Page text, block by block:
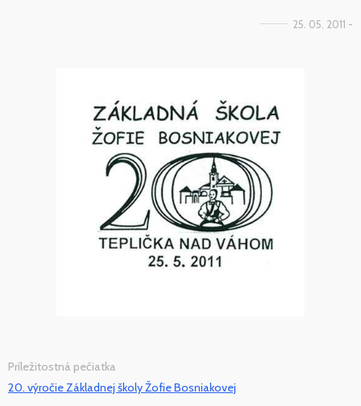
25. 05. 2011 -
Príležitostná pečiatka
20. výročie Základnej školy Žofie Bosniakovej